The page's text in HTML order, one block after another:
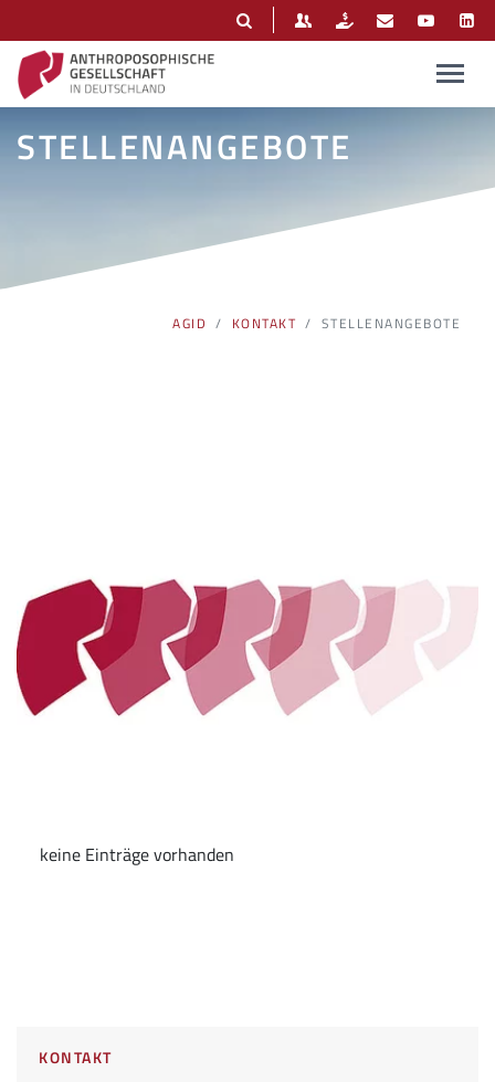
STELLENANGEBOTE
AGID KONTAKT STELLENANGEBOTE
keine Einträge vorhanden
KONTAKT